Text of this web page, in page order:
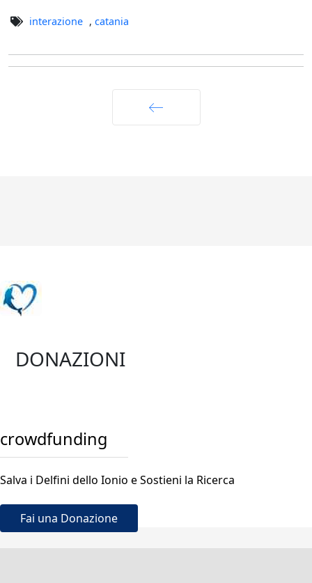
interazione , catania
DONAZIONI
crowdfunding
Salva i Delfini dello Ionio e Sostieni la Ricerca
Fai una Donazione